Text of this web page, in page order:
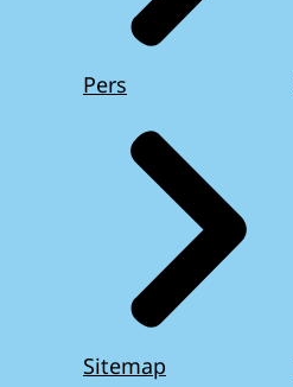
Pers
Sitemap